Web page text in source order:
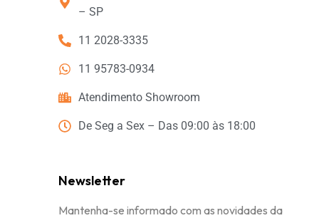
– SP
11 2028-3335
11 95783-0934
Atendimento Showroom
De Seg a Sex – Das 09:00 às 18:00
Newsletter
Mantenha-se informado com as novidades da